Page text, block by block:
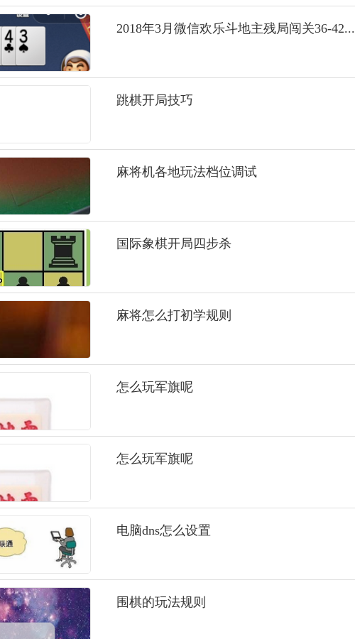
2018年3月微信欢乐斗地主残局闯关36-42...
跳棋开局技巧
麻将机各地玩法档位调试
国际象棋开局四步杀
麻将怎么打初学规则
怎么玩军旗呢
怎么玩军旗呢
电脑dns怎么设置
围棋的玩法规则